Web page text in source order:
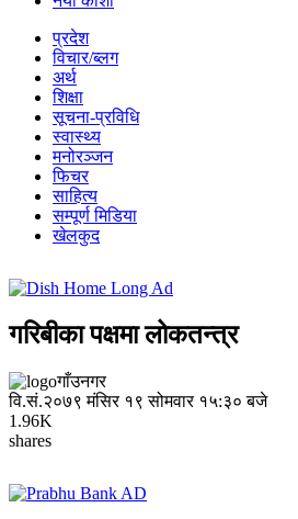
प्रदेश
विचार/ब्लग
अर्थ
शिक्षा
सूचना-प्रविधि
स्वास्थ्य
मनोरञ्जन
फिचर
साहित्य
सम्पूर्ण मिडिया
खेलकुद
गरिबीका पक्षमा लोकतन्त्र
गाँउनगर
वि.सं.२०७९ मंसिर १९ सोमवार १५:३० बजे
1.96K
shares